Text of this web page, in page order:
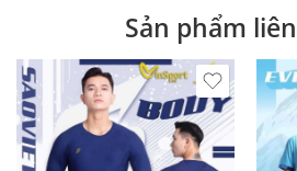
hợp
Làm áo thi đấu, áo đá
áo team, áo đội,…
In theo
yêu
cầu
In tên số, in logo theo yêu
tính phí).
Hiện vẫn chưa có đánh giá.
Sản phẩm